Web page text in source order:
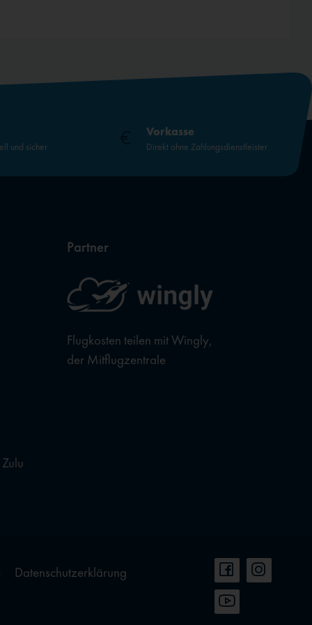
und sicher
Vorkasse
Direkt ohne Zahlungsdienstleister
Partner
Flugkosten teilen mit Wingly,
der Mitflugzentrale
Datenschutzerklärung